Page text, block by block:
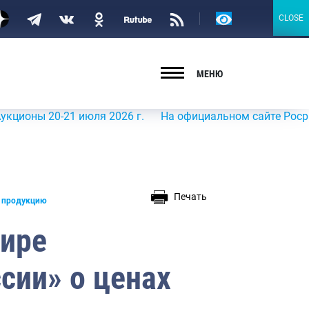
Версия
МЕНЮ
20-21 июля 2026 г. На официальном сайте
продукцию Печать
о ценах
CLOSE
CLOSE